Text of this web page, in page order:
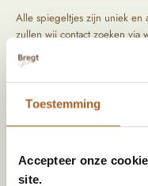
Toestemming
Accepteer onze
site.
Alle spiegeltjes zijn uniek en
zullen wij contact zoeken via
uit te zoeken. Ook kan je
gehele assortiment met
spiegeltjes die we hebben!
Prijs is per stuk